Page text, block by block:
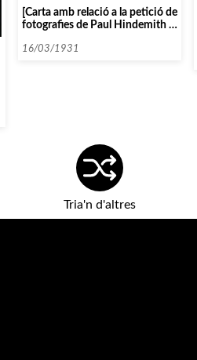
[Carta amb relació a la petició de
fotografies de Paul Hindemith i
16/03/1931
Tria'n d'altres